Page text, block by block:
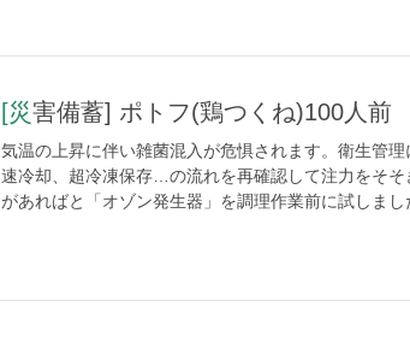
[災害備蓄] ポトフ(鶏つくね)100人前
気温の上昇に伴い雑菌混入が危惧されます。衛生管
速冷却、超冷凍保存…の流れを再確認して注力をそ
があればと「オゾン発生器」を調理作業前に試しま